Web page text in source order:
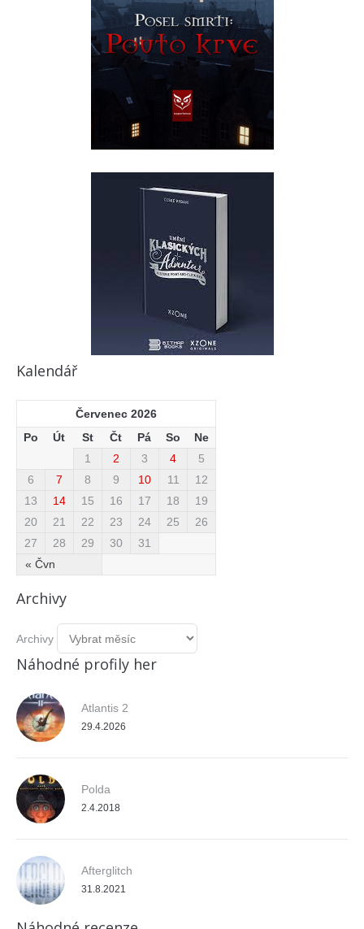
Kalendář
Červenec 2026
Po
Út St Čt Pá So Ne
« Čvn
1 2 3 4
5
6
7 8 9 10 11
12
13
14 15 16 17 18
19
20
21 22 23 24 25
26
27
28 29 30 31
Archivy
Archivy
Náhodné profily her
Atlantis 2
29.4.2026
Polda
2.4.2018
Afterglitch
31.8.2021